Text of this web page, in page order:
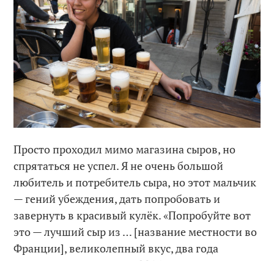
Просто проходил мимо магазина сыров, но
спрятаться не успел. Я не очень большой
любитель и потребитель сыра, но этот мальчик
— гений убеждения, дать попробовать и
завернуть в красивый кулёк. «Попробуйте вот
это — лучший сыр из … [название местности во
Франции], великолепный вкус, два года